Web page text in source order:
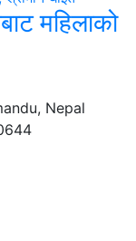
महिलाको
Nepal